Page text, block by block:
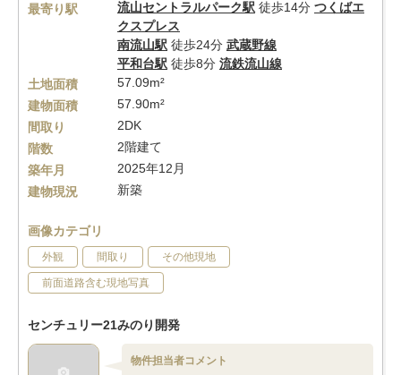
最寄り駅 流山セントラルパーク駅 徒歩14分 つくばエ
クスプレス
南流山駅 徒歩24分 武蔵野線
平和台駅 徒歩8分 流鉄流山線
土地面積
57.09m²
建物面積
57.90m²
間取り
2DK
階数
2階建て
築年月
2025年12月
建物現況
新築
画像カテゴリ
外観 間取り その他現地
前面道路含む現地写真
センチュリー21みのり開発
物件担当者コメント